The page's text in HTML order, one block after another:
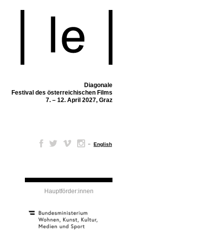
Diagonale
Festival des österreichischen Films
7. – 12. April 2027, Graz
– English
Hauptförder:innen